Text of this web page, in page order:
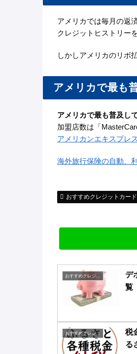
アメリカでは毎月の返
クレジットヒストリー
しかしアメリカのリボ
アメリカで最も
アメリカで最も普及し
加盟店数は「
アメリカンエキスプレス
海外旅行保険の自動、
おすすめクレジットカー
おすすめクレジットカード比較
デ
覧
おすすめクレジットカード比較
税
る